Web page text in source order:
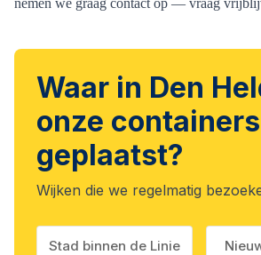
Waar in Den
onze containers
geplaatst?
Wijken die we regelmatig
Stad binnen de Linie